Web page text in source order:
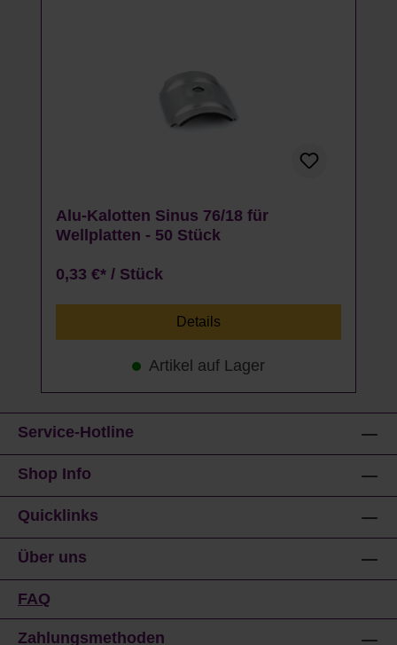
Alu-Kalotten Sinus 76/18 für
Wellplatten - 50 Stück
0,33 €* / Stück
Details
Artikel auf Lager
Service-Hotline
Shop Info
Quicklinks
Über uns
FAQ
Zahlungsmethoden